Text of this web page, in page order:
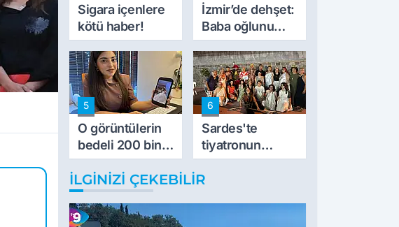
Sigara içenlere
kötü haber!
İzmir’de dehşet:
Baba oğlunu
vurdu
5
O görüntülerin
bedeli 200 bin
TL
6
Sardes'te
tiyatronun
imece ruhu
binlerce yıllık
İLGINIZI ÇEKEBILIR